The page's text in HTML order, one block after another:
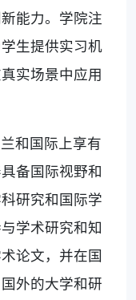
能力。学院注
生提供实习机
实场景中应用
和国际上享有
备国际视野和
研究和国际学
学术研究和知
论文，并在国
外的大学和研